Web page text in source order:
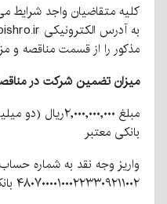
کلیه متقاضیان واجد شرایط
مذکور را از قسمت مناقصه و
میزان تضمین شرکت در
مبلغ
بانکی معتبر
۴۸۰۷۰۰۰۰۱۰۰۰۲۲۳۳۰۹۲۱۱۰۰۲ بانک رسالت